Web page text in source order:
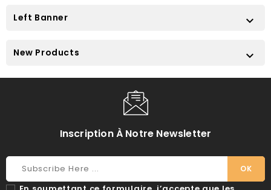
Left Banner 
New Products 
Inscription À Notre Newsletter